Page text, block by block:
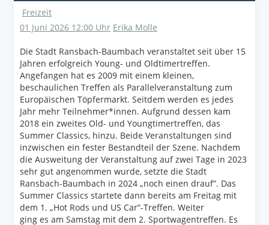
Freizeit
01 Juni 2026 12:00 Uhr Erika Molle
Die Stadt Ransbach-Baumbach veranstaltet seit über 15
Jahren erfolgreich Young- und Oldtimertreffen.
Angefangen hat es 2009 mit einem kleinen,
beschaulichen Treffen als Parallelveranstaltung zum
Europäischen Töpfermarkt. Seitdem werden es jedes
Jahr mehr Teilnehmer*innen. Aufgrund dessen kam
2018 ein zweites Old- und Youngtimertreffen, das
Summer Classics, hinzu. Beide Veranstaltungen sind
inzwischen ein fester Bestandteil der Szene. Nachdem
die Ausweitung der Veranstaltung auf zwei Tage in 2023
sehr gut angenommen wurde, setzte die Stadt
Ransbach-Baumbach in 2024 „noch einen drauf“. Das
Summer Classics startete dann bereits am Freitag mit
dem 1. „Hot Rods und US Car“-Treffen. Weiter
ging es am Samstag mit dem 2. Sportwagentreffen. Es